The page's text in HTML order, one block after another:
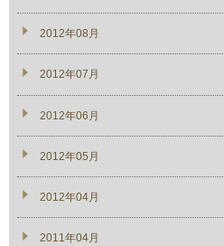
2012年08月
2012年07月
2012年06月
2012年05月
2012年04月
2011年04月